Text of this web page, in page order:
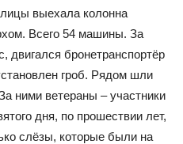
выехала колонна
Всего 54 машины. За
двигался бронетранспортёр
гроб. Рядом шли
ними ветераны – участники
дня, по прошествии лет,
слёзы, которые были на